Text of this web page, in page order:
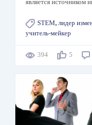
является источником
STEM, лидер
учитель-мейкер
394 5